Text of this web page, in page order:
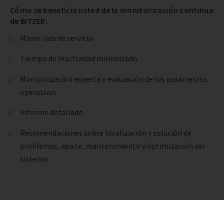
Cómo se beneficia usted de la monitorización continua
de BITZER:
Mayor vida de servicio
Tiempo de inactividad minimizado
Monitorización experta y evaluación de los parámetros
operativos
Informe detallado
Recomendaciones sobre localización y solución de
problemas, ajuste, mantenimiento y optimización del
sistema